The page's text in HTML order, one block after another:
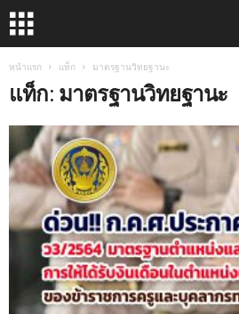
หน้าแรก แท็ก มาตรฐานวิทยฐานะ
แท็ก: มาตรฐานวิทยฐานะ